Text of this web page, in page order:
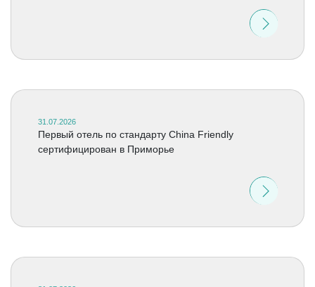
31.07.2026
Первый отель по стандарту China Friendly
сертифицирован в Приморье